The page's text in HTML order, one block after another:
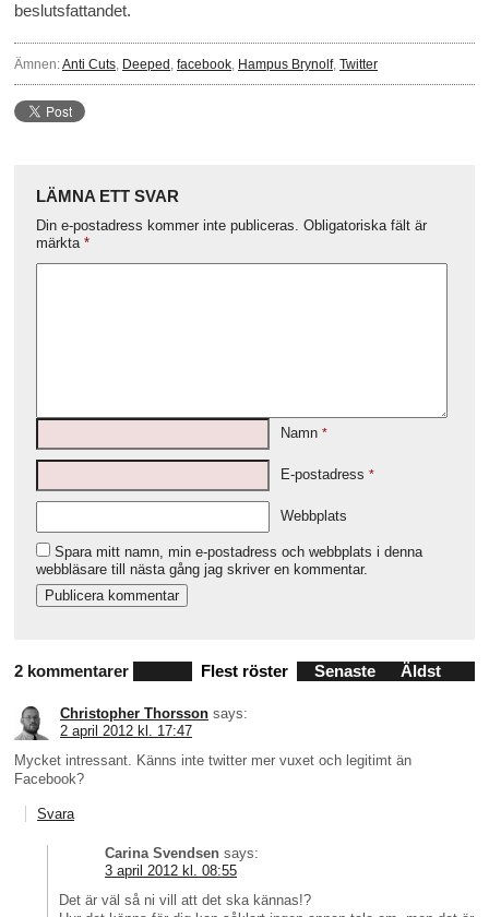
beslutsfattandet.
Ämnen:Anti Cuts Deeped facebook Hampus Brynolf, Twitter
LÄMNA ETT SVAR
Din e-postadress kommer inte publiceras. Obligatoriska fält är
märkta *
Namn *
E-postadress *
Webbplats
Spara mitt namn, min e-postadress och webbplats i denna
webbläsare till nästa gång jag skriver en kommentar.
2 kommentarer Flest röster Senaste Äldst
Christopher Thorsson says:
2 april 2012 kl. 17:47
Mycket intressant. Känns inte twitter mer vuxet och legitimt än
Facebook?
Svara
Carina Svendsen says:
3 april 2012 kl. 08:55
Det är väl så ni vill att det ska kännas!?